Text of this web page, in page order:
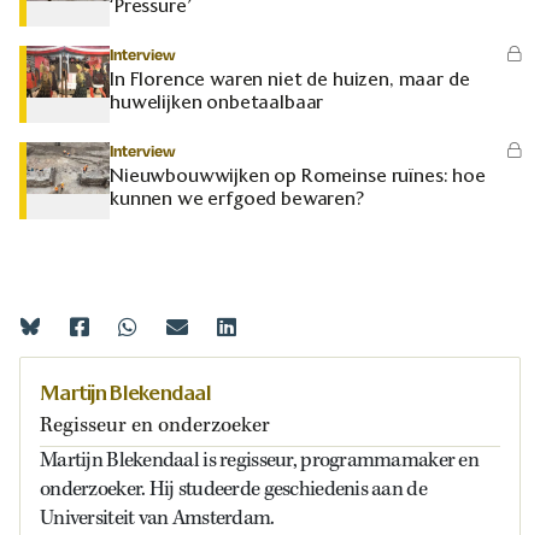
‘Pressure’
Interview
In Florence waren niet de huizen, maar de
huwelijken onbetaalbaar
Interview
Nieuwbouwwijken op Romeinse ruïnes: hoe
kunnen we erfgoed bewaren?
Martijn Blekendaal
Regisseur en onderzoeker
Martijn Blekendaal is regisseur, programmamaker en
onderzoeker. Hij studeerde geschiedenis aan de
Universiteit van Amsterdam.